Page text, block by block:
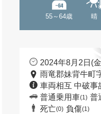
55～64歳 晴
2024年8月2日(
雨竜郡妹背牛町
車両相互 中破事
普通乗用車(1) 普
死亡(0) 負傷(1)